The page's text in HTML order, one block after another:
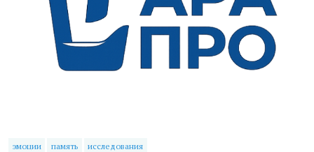
эмоции память исследования